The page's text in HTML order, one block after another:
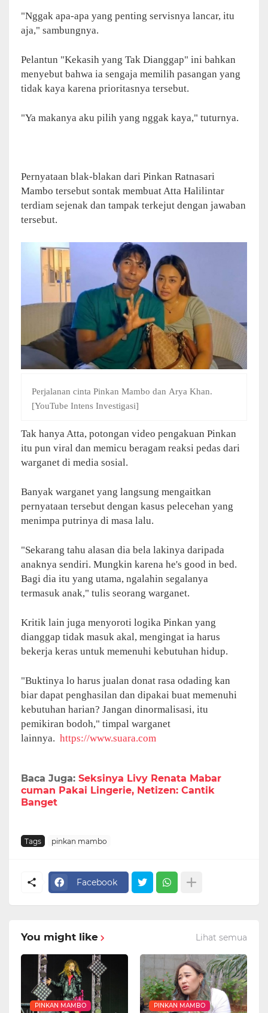
"Nggak apa-apa yang penting servisnya lancar, itu
aja," sambungnya.
Pelantun "Kekasih yang Tak Dianggap" ini bahkan
menyebut bahwa ia sengaja memilih pasangan yang
tidak kaya karena prioritasnya tersebut.
"Ya makanya aku pilih yang nggak kaya," tuturnya.
Pernyataan blak-blakan dari Pinkan Ratnasari
Mambo tersebut sontak membuat Atta Halilintar
terdiam sejenak dan tampak terkejut dengan jawaban
tersebut.
Perjalanan cinta Pinkan Mambo dan Arya Khan.
[YouTube Intens Investigasi]
Tak hanya Atta, potongan video pengakuan Pinkan
itu pun viral dan memicu beragam reaksi pedas dari
warganet di media sosial.
Banyak warganet yang langsung mengaitkan
pernyataan tersebut dengan kasus pelecehan yang
menimpa putrinya di masa lalu.
"Sekarang tahu alasan dia bela lakinya daripada
anaknya sendiri. Mungkin karena he's good in bed.
Bagi dia itu yang utama, ngalahin segalanya
termasuk anak," tulis seorang warganet.
Kritik lain juga menyoroti logika Pinkan yang
dianggap tidak masuk akal, mengingat ia harus
bekerja keras untuk memenuhi kebutuhan hidup.
"Buktinya lo harus jualan donat rasa odading kan
biar dapat penghasilan dan dipakai buat memenuhi
kebutuhan harian? Jangan dinormalisasi, itu
pemikiran bodoh," timpal warganet
lainnya. https://www.suara.com
Baca Juga: Seksinya Livy Renata Mabar
cuman Pakai Lingerie, Netizen: Cantik
Banget
Tags pinkan mambo
Facebook
You might like Lihat semua
PINKAN MAMBO PINKAN MAMBO